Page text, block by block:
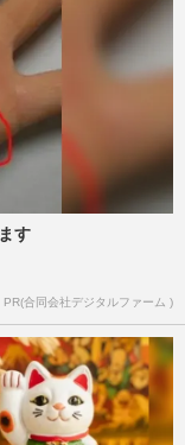
す
PR(合同会社デジタルファーム )